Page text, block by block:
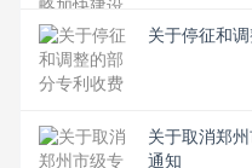
关于停征和
关于取消郑
通知